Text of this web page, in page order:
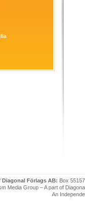
Förlags AB: Box
Media Group – A part of
An